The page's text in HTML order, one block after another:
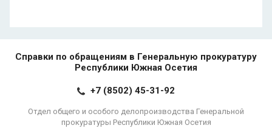
Справки по обращениям в Генеральную прокуратуру
Республики Южная Осетия
+7 (8502) 45-31-92
Отдел общего и особого делопроизводства Генеральной
прокуратуры Республики Южная Осетия